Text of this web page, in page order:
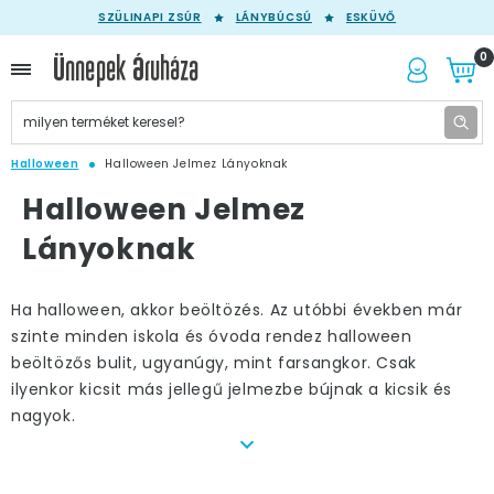
SZÜLINAPI ZSÚR LÁNYBÚCSÚ ESKÜVŐ
0
Halloween Halloween Jelmez Lányoknak
Halloween Jelmez
Lányoknak
Ha halloween, akkor beöltözés. Az utóbbi években már
szinte minden iskola és óvoda rendez halloween
beöltözős bulit, ugyanúgy, mint farsangkor. Csak
ilyenkor kicsit más jellegű jelmezbe bújnak a kicsik és
nagyok.